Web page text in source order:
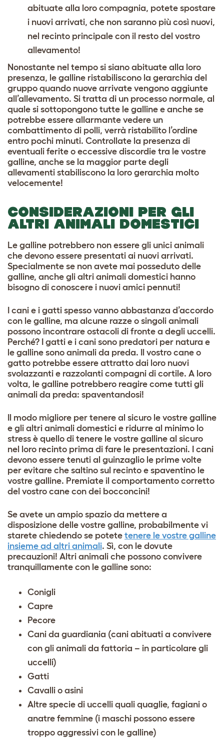
abituate alla loro compagnia, potete spostare
i nuovi arrivati, che non saranno più così nuovi,
nel recinto principale con il resto del vostro
allevamento!
Nonostante nel tempo si siano abituate alla loro
presenza, le galline ristabiliscono la gerarchia del
gruppo quando nuove arrivate vengono aggiunte
all’allevamento. Si tratta di un processo normale, al
quale si sottopongono tutte le galline e anche se
potrebbe essere allarmante vedere un
combattimento di polli, verrà ristabilito l’ordine
entro pochi minuti. Controllate la presenza di
eventuali ferite o eccessive discordie tra le vostre
galline, anche se la maggior parte degli
allevamenti stabiliscono la loro gerarchia molto
velocemente!
CONSIDERAZIONI PER GLI
ALTRI ANIMALI DOMESTICI
Le galline potrebbero non essere gli unici animali
che devono essere presentati ai nuovi arrivati.
Specialmente se non avete mai posseduto delle
galline, anche gli altri animali domestici hanno
bisogno di conoscere i nuovi amici pennuti!
I cani e i gatti spesso vanno abbastanza d’accordo
con le galline, ma alcune razze o singoli animali
possono incontrare ostacoli di fronte a degli uccelli.
Perché? I gatti e i cani sono predatori per natura e
le galline sono animali da preda. Il vostro cane o
gatto potrebbe essere attratto dai loro nuovi
svolazzanti e razzolanti compagni di cortile. A loro
volta, le galline potrebbero reagire come tutti gli
animali da preda: spaventandosi!
Il modo migliore per tenere al sicuro le vostre galline
e gli altri animali domestici e ridurre al minimo lo
stress è quello di tenere le vostre galline al sicuro
nel loro recinto prima di fare le presentazioni. I cani
devono essere tenuti al guinzaglio le prime volte
per evitare che saltino sul recinto e spaventino le
vostre galline. Premiate il comportamento corretto
del vostro cane con dei bocconcini!
Se avete un ampio spazio da mettere a
disposizione delle vostre galline, probabilmente vi
starete chiedendo se potete tenere le vostre galline
insieme ad altri animali. Sì, con le dovute
precauzioni! Altri animali che possono convivere
tranquillamente con le galline sono:
Conigli
Capre
Pecore
Cani da guardiania (cani abituati a convivere
con gli animali da fattoria – in particolare gli
uccelli)
Gatti
Cavalli o asini
Altre specie di uccelli quali quaglie, fagiani o
anatre femmine (i maschi possono essere
troppo aggressivi con le galline)